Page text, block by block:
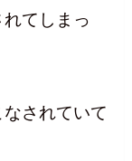
てしまっ
されていて